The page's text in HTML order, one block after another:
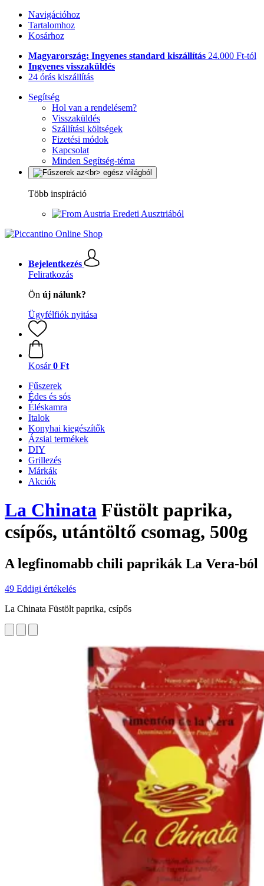
Navigációhoz
Tartalomhoz
Kosárhoz
Magyarország: Ingyenes standard kiszállítás 24.000 Ft-tól
Ingyenes visszaküldés
24 órás kiszállítás
Segítség
Hol van a rendelésem?
Visszaküldés
Szállítási költségek
Fizetési módok
Kapcsolat
Minden Segítség-téma
Több inspiráció
Eredeti Ausztriából
Bejelentkezés
Feliratkozás
Ön új nálunk?
Ügyfélfiók nyitása
Kosár 0 Ft
Fűszerek
Édes és sós
Éléskamra
Italok
Konyhai kiegészítők
Ázsiai termékek
DIY
Grillezés
Márkák
Akciók
La Chinata Füstölt paprika,
csípős, utántöltő csomag, 500g
A legfinomabb chili paprikák La Vera-ból
49 Eddigi értékelés
La Chinata Füstölt paprika, csípős